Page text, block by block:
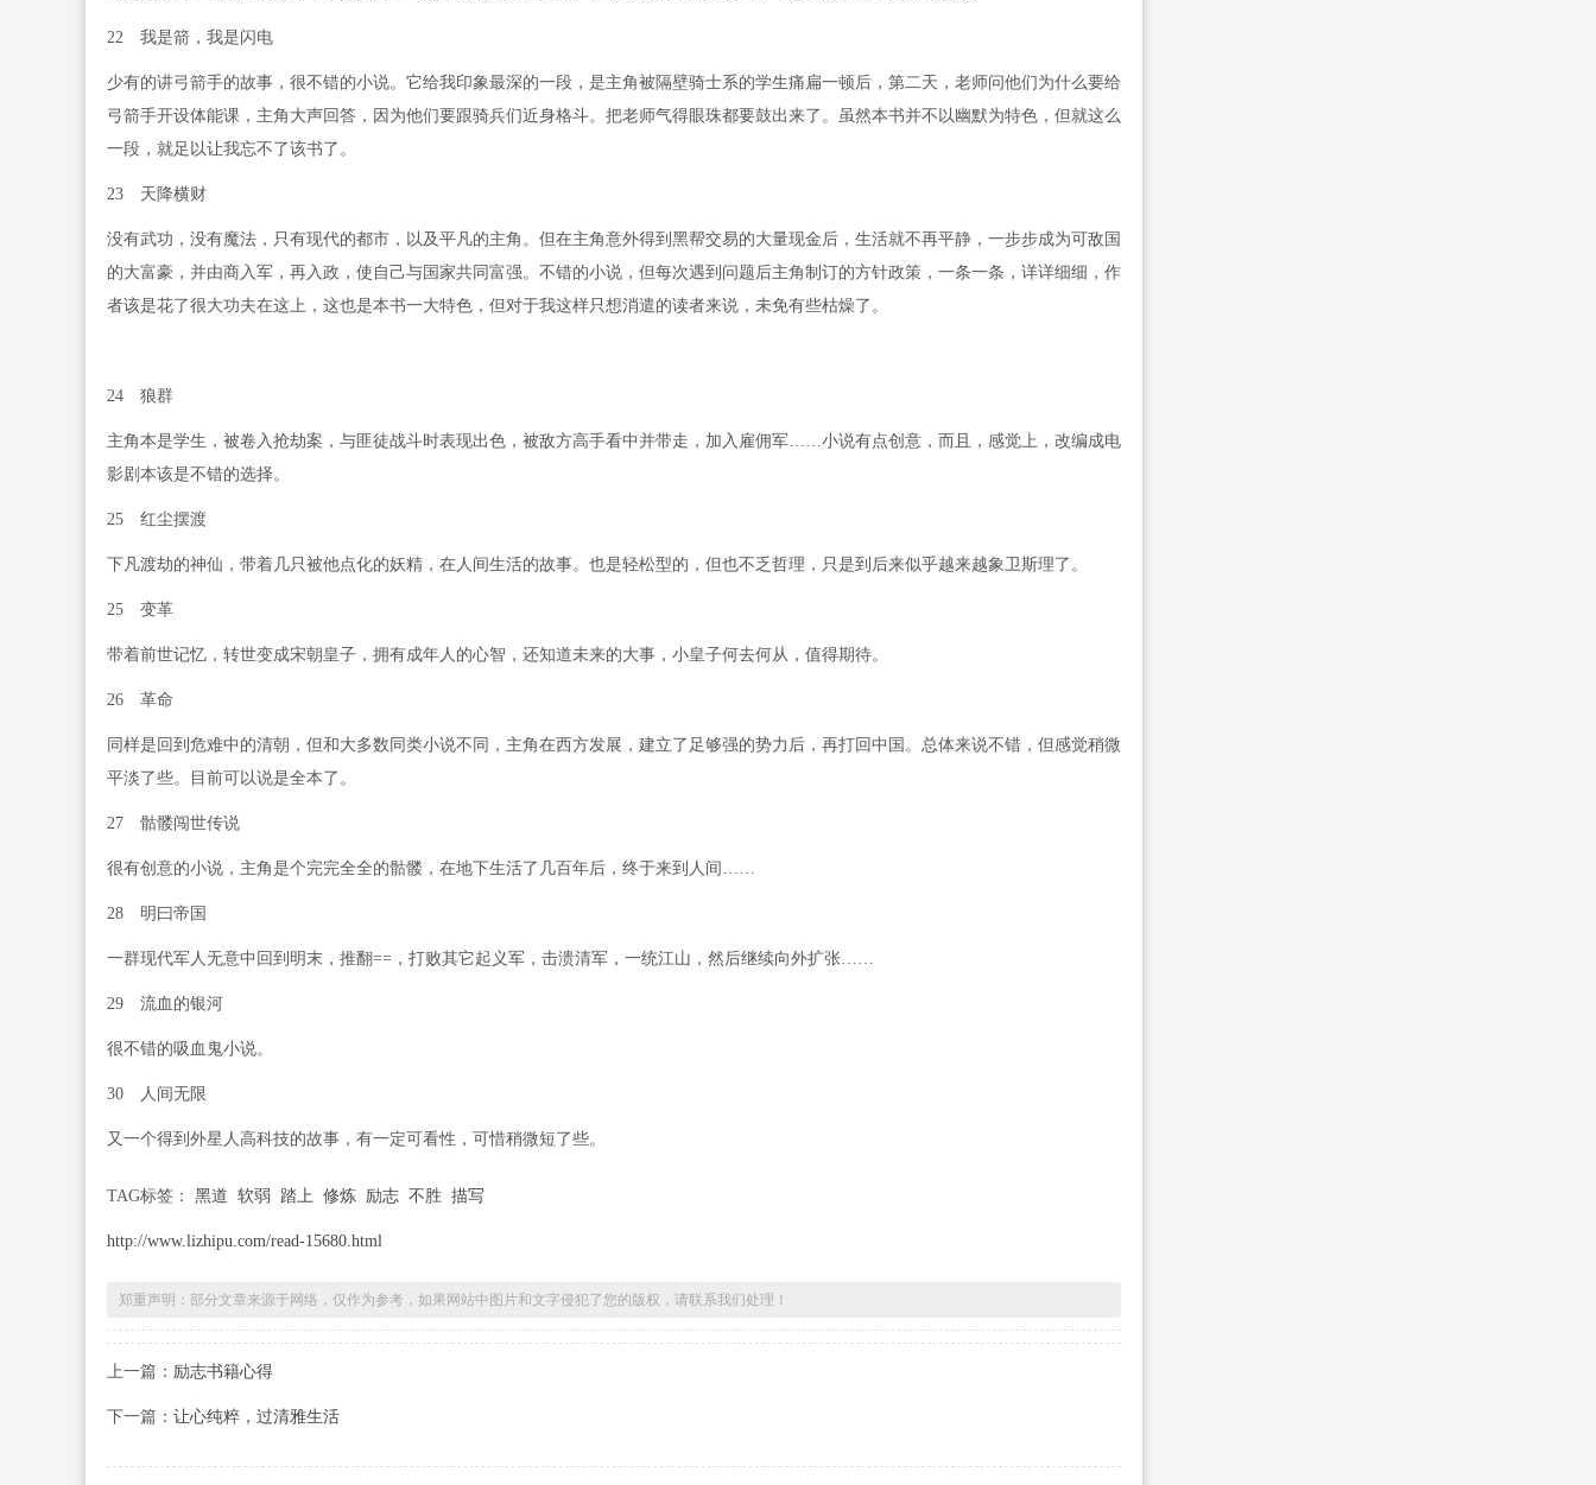
22 我是箭，我是闪电
少有的讲弓箭手的故事，很不错的小说。它给我印象最深的一段，是主角被隔壁骑士系的学生痛扁一顿后，第二天，老师问他们为什么要给
弓箭手开设体能课，主角大声回答，因为他们要跟骑兵们近身格斗。把老师气得眼珠都要鼓出来了。虽然本书并不以幽默为特色，但就这么
一段，就足以让我忘不了该书了。
23 天降横财
没有武功，没有魔法，只有现代的都市，以及平凡的主角。但在主角意外得到黑帮交易的大量现金后，生活就不再平静，一步步成为可敌国
的大富豪，并由商入军，再入政，使自己与国家共同富强。不错的小说，但每次遇到问题后主角制订的方针政策，一条一条，详详细细，作
者该是花了很大功夫在这上，这也是本书一大特色，但对于我这样只想消遣的读者来说，未免有些枯燥了。
24 狼群
主角本是学生，被卷入抢劫案，与匪徒战斗时表现出色，被敌方高手看中并带走，加入雇佣军……小说有点创意，而且，感觉上，改编成电
影剧本该是不错的选择。
25 红尘摆渡
下凡渡劫的神仙，带着几只被他点化的妖精，在人间生活的故事。也是轻松型的，但也不乏哲理，只是到后来似乎越来越象卫斯理了。
25 变革
带着前世记忆，转世变成宋朝皇子，拥有成年人的心智，还知道未来的大事，小皇子何去何从，值得期待。
26 革命
同样是回到危难中的清朝，但和大多数同类小说不同，主角在西方发展，建立了足够强的势力后，再打回中国。总体来说不错，但感觉稍微
平淡了些。目前可以说是全本了。
27 骷髅闯世传说
很有创意的小说，主角是个完完全全的骷髅，在地下生活了几百年后，终于来到人间……
28 明曰帝国
一群现代军人无意中回到明末，推翻==，打败其它起义军，击溃清军，一统江山，然后继续向外扩张……
29 流血的银河
很不错的吸血鬼小说。
30 人间无限
又一个得到外星人高科技的故事，有一定可看性，可惜稍微短了些。
TAG标签： 黑道 软弱 踏上 修炼 励志 不胜 描写
http://www.lizhipu.com/read-15680.html
郑重声明：部分文章来源于网络，仅作为参考，如果网站中图片和文字侵犯了您的版权，请联系我们处理！
上一篇： 励志书籍心得
下一篇： 让心纯粹，过清雅生活